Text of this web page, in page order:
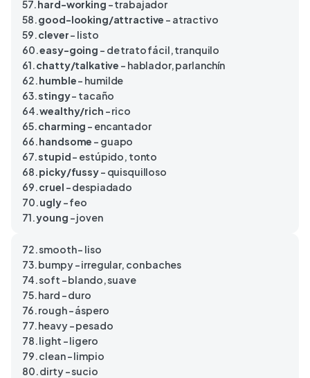
57.hard-working – trabajador
58.good-looking/attractive – atractivo
59.clever– listo
60.easy-going – de trato fácil, tranquilo
61.chatty/talkative – hablador, parlanchín
62.humble– humilde
63.stingy– tacaño
64.wealthy/rich – rico
65.charming – encantador
66.handsome – guapo
67.stupid– estúpido, tonto
68.picky/fussy– quisquilloso
69.cruel – despiadado
70.ugly– feo
71.young – joven
72. smooth – liso
73. bumpy – irregular, con baches
74. soft – blando, suave
75. hard – duro
76. rough – áspero
77. heavy – pesado
78. light – ligero
79. clean – limpio
80. dirty – sucio